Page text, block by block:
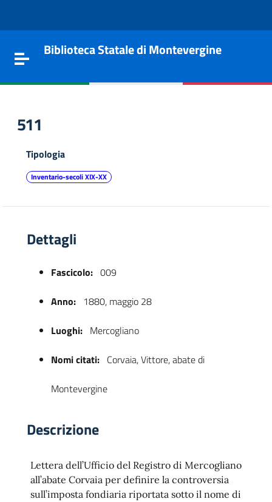
Toggle navigation
Biblioteca Statale di Montevergine
511
Tipologia
Inventario-secoli XIX-XX
Dettagli
Fascicolo: 009
Anno: 1880, maggio 28
Luoghi: Mercogliano
Nomi citati: Corvaia, Vittore, abate di
Montevergine
Descrizione
Lettera dell’Ufficio del Registro di Mercogliano
all’abate Corvaia per definire la controversia
sull’imposta fondiaria riportata sotto il nome di